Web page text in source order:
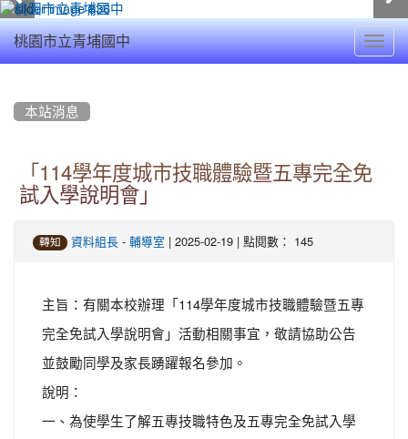
桃園市立青埔國中
本站消息
「114學年度城市技職體驗暨五專完全免
試入學說明會」
轉知 資料組長 - 輔導室 | 2025-02-19 | 點閱數： 145
主旨：有關本校辦理「114學年度城市技職體驗暨五專
完全免試入學說明會」活動相關事宜，敬請協助公告
並鼓勵同學及家長踴躍報名參加。
說明：
一、為使學生了解五專技職特色及五專完全免試入學